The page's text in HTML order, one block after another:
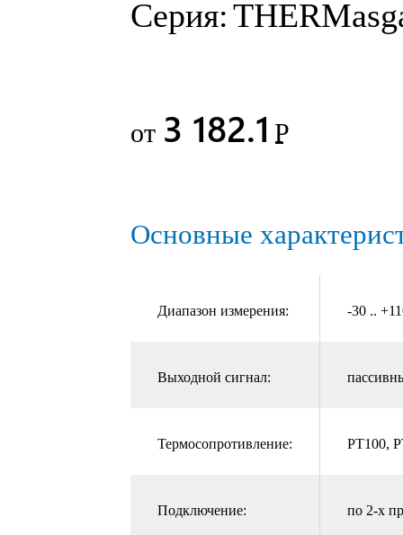
Серия:
от 3 182.1 Р
Основные
Диапазон измерения: -30 ..
Выходной сигнал:
Термосопротивление: PT100,
Подключение: по 2-х